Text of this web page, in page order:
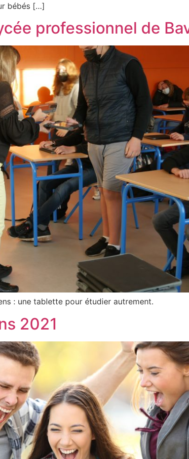
bébés […]
professionnel de
: une tablette pour étudier autrement.
2021